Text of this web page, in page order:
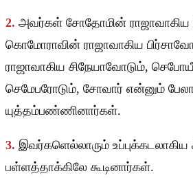
2. அவர்கள் சோதோமின் ராஜாவாகிய
கொமோராவின் ராஜாவாகிய
ராஜாவாகிய சிநேயாவோடும்,
செமேபரோடும், சோவார் என்னும்
யுத்தம்பண்ணினார்கள்.
3. இவர்களெல்லாரும் உப்புக்கடலாகிய
பள்ளத்தாக்கிலே கூடினார்கள்.